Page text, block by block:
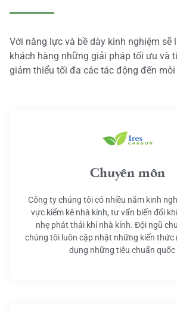
Với năng lực và bề dày kinh nghiệm sẽ
khách hàng những giải pháp tối ưu và
giảm thiểu tối đa các tác động đến
Chuyên môn
Công ty chúng tôi có nhiều năm kinh
vực kiểm kê nhà kính, tư vấn biến đổi
nhẹ phát thải khí nhà kính. Đội ngũ
chúng tôi luôn cập nhật những kiến thức
dụng những tiêu chuẩn quốc